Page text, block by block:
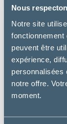
Nous
Notre site
fonctionnement
peuvent être
expérience,
personnalisées
notre offre.
moment.